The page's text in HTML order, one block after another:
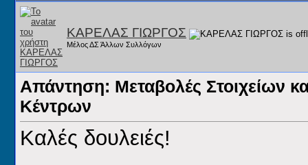
ΚΑΡΕΛΑΣ ΓΙΩΡΓΟΣ
Μέλος ΔΣ Άλλων Συλλόγων
Απάντηση: Μεταβολές Στοιχείων
Κέντρων
Καλές δουλειές!